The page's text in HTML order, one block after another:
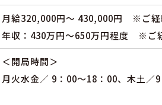
月給320,000円～ 430,000円 ※ご経
年収：430万円～650万円程度 ※ご
＜開局時間＞
月火水金／ 9：00～18：00、木土／